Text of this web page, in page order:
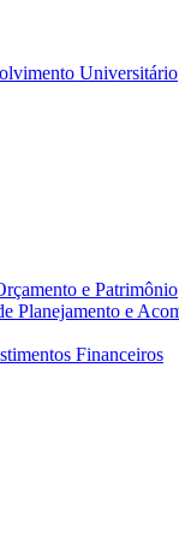
Universitário
e Patrimônio
Planejamento e
Financeiros